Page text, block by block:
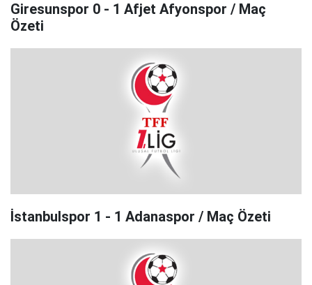
Giresunspor 0 - 1 Afjet Afyonspor / Maç
Özeti
İstanbulspor 1 - 1 Adanaspor / Maç Özeti